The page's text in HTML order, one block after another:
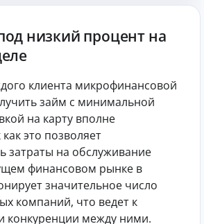
низкий процент на
клиента микрофинансовой
займ с минимальной
на карту вполне
это позволяет
затраты на обслуживание
финансовом рынке в
значительное число
компаний, что ведет к
конкуренции между ними.